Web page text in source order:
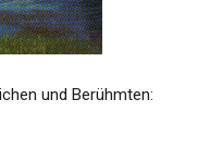
und Berühmten: